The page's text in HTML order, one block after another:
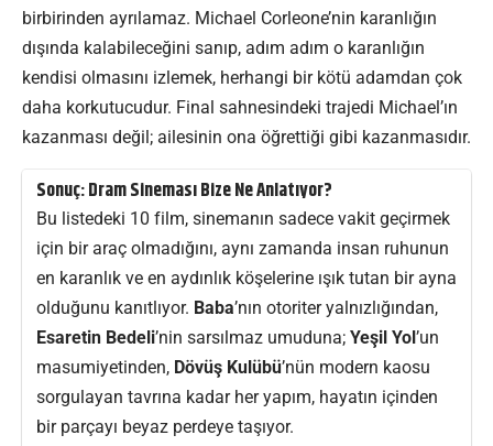
birbirinden ayrılamaz. Michael Corleone’nin karanlığın
dışında kalabileceğini sanıp, adım adım o karanlığın
kendisi olmasını izlemek, herhangi bir kötü adamdan çok
daha korkutucudur. Final sahnesindeki trajedi Michael’ın
kazanması değil; ailesinin ona öğrettiği gibi kazanmasıdır.
Sonuç: Dram Sineması Bize Ne Anlatıyor?
Bu listedeki 10 film, sinemanın sadece vakit geçirmek
için bir araç olmadığını, aynı zamanda insan ruhunun
en karanlık ve en aydınlık köşelerine ışık tutan bir ayna
olduğunu kanıtlıyor. Baba’nın otoriter yalnızlığından,
Esaretin Bedeli’nin sarsılmaz umuduna; Yeşil Yol’un
masumiyetinden, Dövüş Kulübü’nün modern kaosu
sorgulayan tavrına kadar her yapım, hayatın içinden
bir parçayı beyaz perdeye taşıyor.